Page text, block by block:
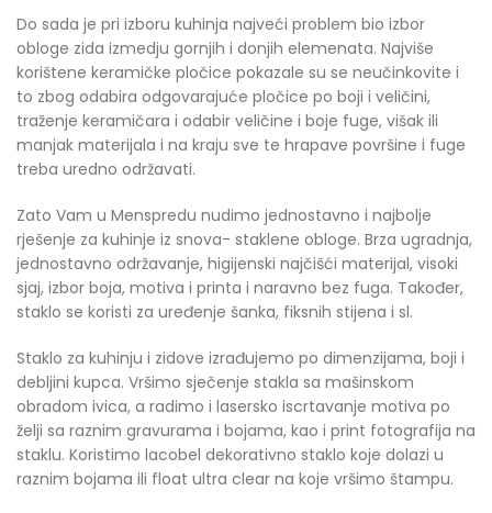
Do sada je pri izboru kuhinja najveći problem bio izbor
obloge zida izmedju gornjih i donjih elemenata. Najviše
korištene keramičke pločice pokazale su se neučinkovite i
to zbog odabira odgovarajuće pločice po boji i veličini,
traženje keramičara i odabir veličine i boje fuge, višak ili
manjak materijala i na kraju sve te hrapave površine i fuge
treba uredno održavati.
Zato Vam u Menspredu nudimo jednostavno i najbolje
rješenje za kuhinje iz snova- staklene obloge. Brza ugradnja,
jednostavno održavanje, higijenski najčišći materijal, visoki
sjaj, izbor boja, motiva i printa i naravno bez fuga. Također,
staklo se koristi za uređenje šanka, fiksnih stijena i sl.
Staklo za kuhinju i zidove izrađujemo po dimenzijama, boji i
debljini kupca. Vršimo sječenje stakla sa mašinskom
obradom ivica, a radimo i lasersko iscrtavanje motiva po
želji sa raznim gravurama i bojama, kao i print fotografija na
staklu. Koristimo lacobel dekorativno staklo koje dolazi u
raznim bojama ili float ultra clear na koje vršimo štampu.